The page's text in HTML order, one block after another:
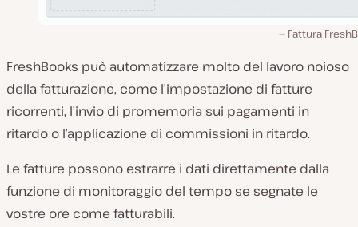
Fattura
FreshBooks può automatizzare molto del lavoro noioso
della fatturazione, come l’impostazione di fatture
ricorrenti, l’invio di promemoria sui pagamenti in
ritardo o l’applicazione di commissioni in ritardo.
Le fatture possono estrarre i dati direttamente dalla
funzione di monitoraggio del tempo se segnate le
vostre ore come fatturabili.